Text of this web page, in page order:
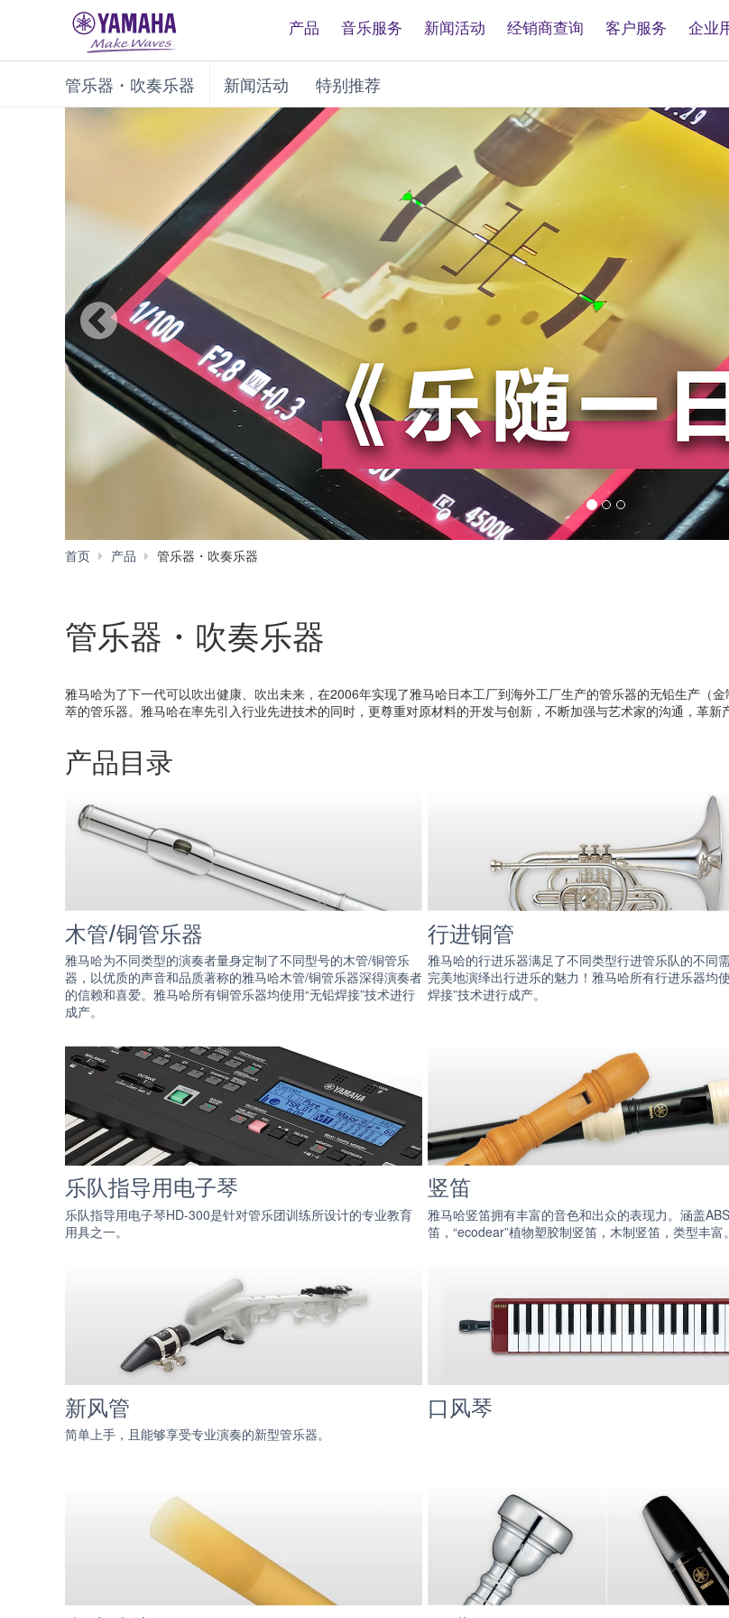
产品 音乐服务 新闻活动 经销商查询 客户服务 企业
管乐器・吹奏乐器 新闻活动 特别推荐
首页 产品 管乐器・吹奏乐器
管乐器・吹奏乐器
雅马哈为了下一代可以吹出健康、吹出未来，在2006年实现了雅马哈日本工厂到海外工厂生产的管乐器的无铅生产（
萃的管乐器。雅马哈在率先引入行业先进技术的同时，更尊重对原材料的开发与创新，不断加强与艺术家的沟通，革新
产品目录
木管/铜管乐器
雅马哈为不同类型的演奏者量身定制了不同型号的木管/铜管乐
器，以优质的声音和品质著称的雅马哈木管/铜管乐器深得演奏者
的信赖和喜爱。雅马哈所有铜管乐器均使用“无铅焊接”技术进行
成产。
行进铜管
雅马哈的行进乐器满足了不同类型行进管乐队的不同
完美地演绎出行进乐的魅力！雅马哈所有行进乐器均
焊接”技术进行成产。
乐队指导用电子琴
乐队指导用电子琴HD-300是针对管乐团训练所设计的专业教育
用具之一。
竖笛
雅马哈竖笛拥有丰富的音色和出众的表现力。涵盖
笛，“ecodear”植物塑胶制竖笛，木制竖笛，类型丰富。
新风管
简单上手，且能够享受专业演奏的新型管乐器。
口风琴